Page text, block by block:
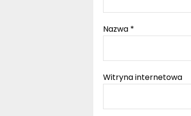
Nazwa *
Witryna internetowa